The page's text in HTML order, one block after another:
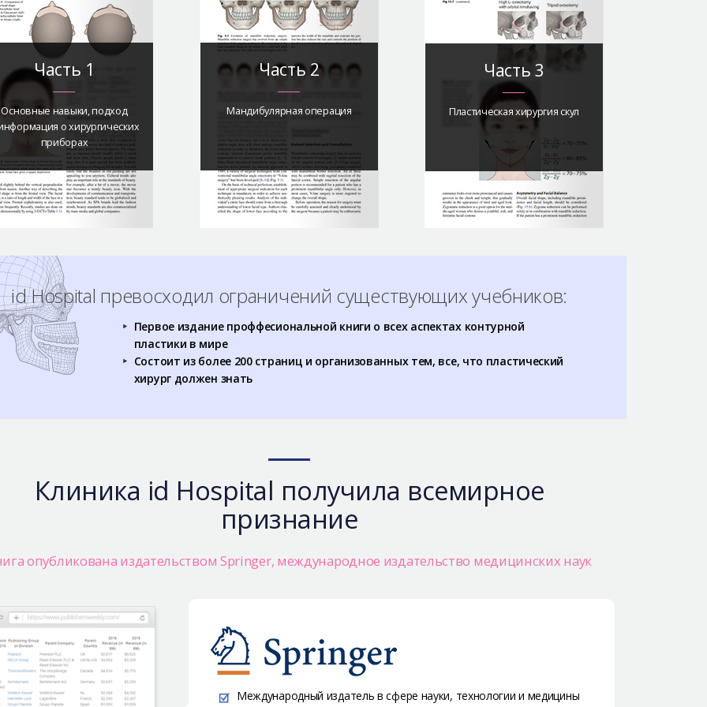
Часть 1
Основные навыки, подход
о хирургических
приборах
Часть 2
Мандибулярная операция
Часть 3
Пластическая хирургия скул
id Hospital превосходил ограничений существующих учебников:
Первое издание проффесиональной книги о всех аспектах контурной
пластики в мире
Состоит из более 200 страниц и организованных тем, все, что пластический
хирург должен знать
Клиника id Hospital получила всемирное
признание
опубликована издательством Springer, международное издательство медицинских наук
Международный издатель в сфере науки, технологии и медицины